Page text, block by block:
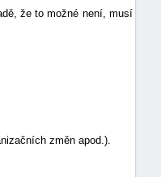
že to možné není, musí
změn apod.).